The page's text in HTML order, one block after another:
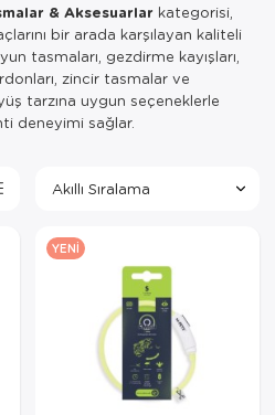
Kedi Hijyen &
Kedi
Köpek Hijyen
Köpek
Yemlik &
& Aksesuarlar kategorisi,
bir arada karşılayan kaliteli
tasmaları, gezdirme kayışları,
zincir tasmalar ve
tarzına uygun seçeneklerle
deneyimi sağlar.
YENI